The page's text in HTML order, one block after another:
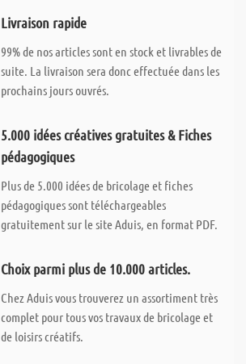
Livraison rapide
99% de nos articles sont en stock et livrables de
suite. La livraison sera donc effectuée dans les
prochains jours ouvrés.
5.000 idées créatives gratuites & Fiches
pédagogiques
Plus de 5.000 idées de bricolage et fiches
pédagogiques sont téléchargeables
gratuitement sur le site Aduis, en format PDF.
Choix parmi plus de 10.000 articles.
Chez Aduis vous trouverez un assortiment très
complet pour tous vos travaux de bricolage et
de loisirs créatifs.